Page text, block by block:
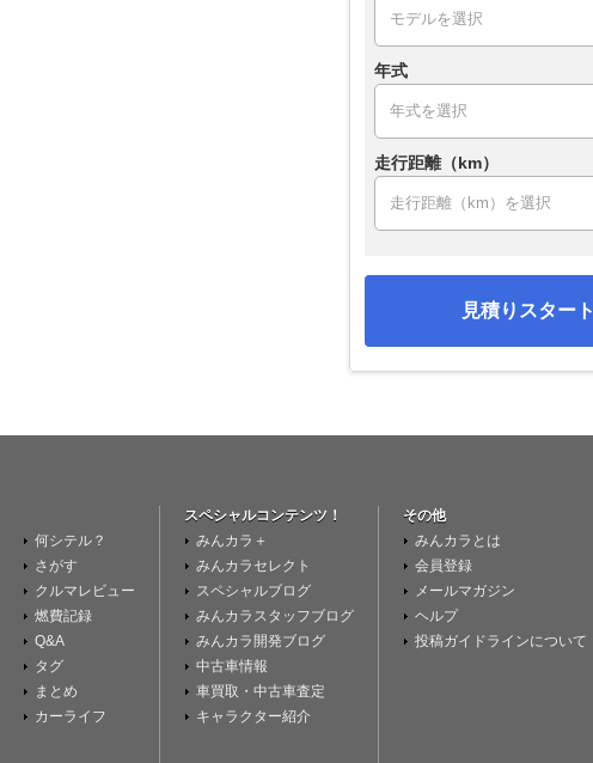
年式
走行距離（km）
見積りスタート
何シテル？
さがす
クルマレビュー
燃費記録
Q&A
タグ
まとめ
カーライフ
スペシャルコンテンツ！
みんカラ＋
みんカラセレクト
スペシャルブログ
みんカラスタッフブログ
みんカラ開発ブログ
中古車情報
車買取・中古車査定
キャラクター紹介
その他
みんカラとは
会員登録
メールマガジン
ヘルプ
投稿ガイドラインについて